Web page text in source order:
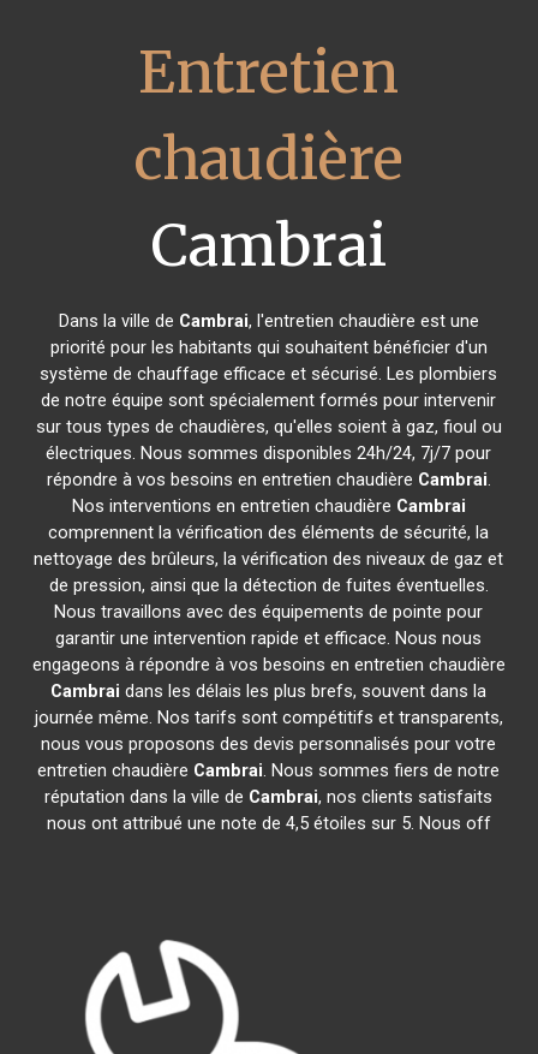
Entretien
chaudière
Cambrai
Dans la ville de Cambrai, l'entretien chaudière est une
priorité pour les habitants qui souhaitent bénéficier d'un
système de chauffage efficace et sécurisé. Les plombiers
de notre équipe sont spécialement formés pour intervenir
sur tous types de chaudières, qu'elles soient à gaz, fioul ou
électriques. Nous sommes disponibles 24h/24, 7j/7 pour
répondre à vos besoins en entretien chaudière Cambrai.
Nos interventions en entretien chaudière Cambrai
comprennent la vérification des éléments de sécurité, la
nettoyage des brûleurs, la vérification des niveaux de gaz et
de pression, ainsi que la détection de fuites éventuelles.
Nous travaillons avec des équipements de pointe pour
garantir une intervention rapide et efficace. Nous nous
engageons à répondre à vos besoins en entretien chaudière
Cambrai dans les délais les plus brefs, souvent dans la
journée même. Nos tarifs sont compétitifs et transparents,
nous vous proposons des devis personnalisés pour votre
entretien chaudière Cambrai. Nous sommes fiers de notre
réputation dans la ville de Cambrai, nos clients satisfaits
nous ont attribué une note de 4,5 étoiles sur 5. Nous off